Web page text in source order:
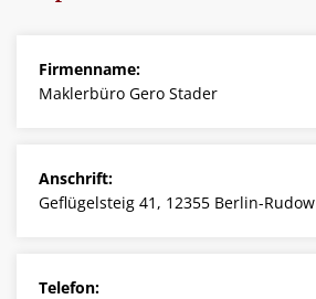
Angebote
Sie wollen verkaufen?
Firmenname:
Maklerbüro Gero Stader
Anschrift:
Geflügelsteig 41, 12355 Berlin-Rudow
Telefon: